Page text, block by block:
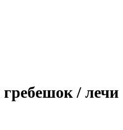
/ лечи